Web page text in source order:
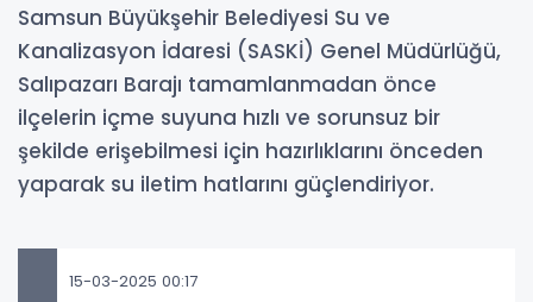
Samsun Büyükşehir Belediyesi Su ve
Kanalizasyon İdaresi (SASKİ) Genel Müdürlüğü,
Salıpazarı Barajı tamamlanmadan önce
ilçelerin içme suyuna hızlı ve sorunsuz bir
şekilde erişebilmesi için hazırlıklarını önceden
yaparak su iletim hatlarını güçlendiriyor.
15-03-2025 00:17